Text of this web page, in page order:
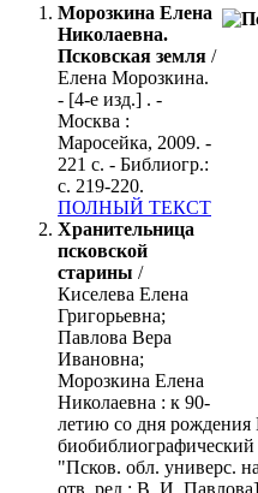
Морозкина Елена
Николаевна.
Псковская земля /
Елена Морозкина.
- [4-е изд.] . -
Москва :
Маросейка, 2009. -
221 с. - Библиогр.:
с. 219-220.
ПОЛНЫЙ ТЕКСТ
Хранительница
псковской
старины /
Киселева Елена
Григорьевна;
Павлова Вера
Ивановна;
Морозкина Елена
Николаевна : к 90-
летию со дня
"Псков. обл. универс.